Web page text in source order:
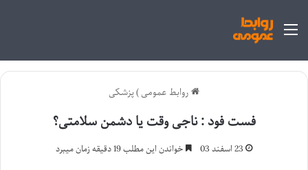
منو
روابط عمومی)پزشکی
فست فود : ناجی وقت یا دشمن سلامتی؟
23 اسفند 03 خواندن این مطلب 19 دقیقه زمان میبرد